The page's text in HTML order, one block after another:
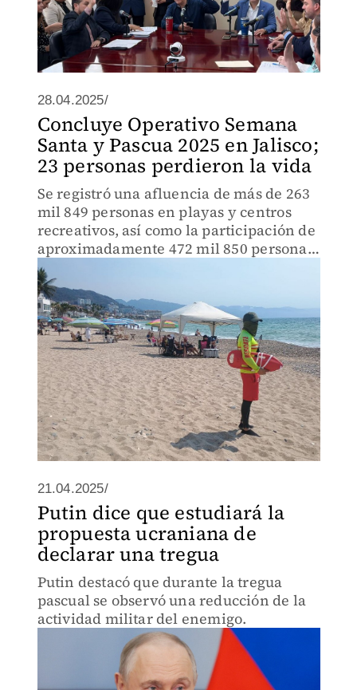
28.04.2025/
Concluye Operativo Semana
Santa y Pascua 2025 en Jalisco;
23 personas perdieron la vida
Se registró una afluencia de más de 263
mil 849 personas en playas y centros
recreativos, así como la participación de
aproximadamente 472 mil 850 personas
en diferentes eventos religiosos
21.04.2025/
Putin dice que estudiará la
propuesta ucraniana de
declarar una tregua
Putin destacó que durante la tregua
pascual se observó una reducción de la
actividad militar del enemigo.